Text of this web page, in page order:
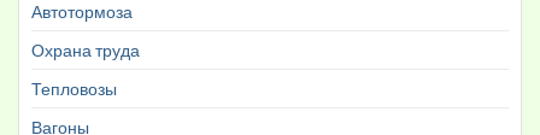
Автотормоза
Охрана труда
Тепловозы
Вагоны